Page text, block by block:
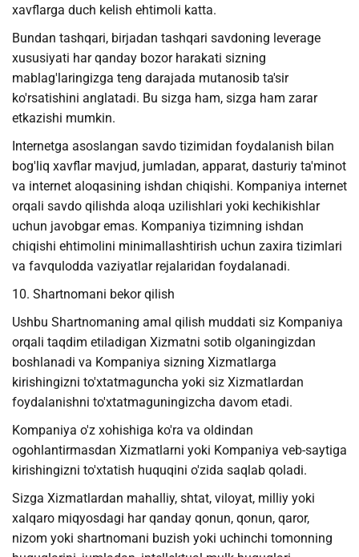
xavflarga duch kelish ehtimoli katta.
Bundan tashqari, birjadan tashqari savdoning leverage
xususiyati har qanday bozor harakati sizning
mablag'laringizga teng darajada mutanosib ta'sir
ko'rsatishini anglatadi. Bu sizga ham, sizga ham zarar
etkazishi mumkin.
Internetga asoslangan savdo tizimidan foydalanish bilan
bog'liq xavflar mavjud, jumladan, apparat, dasturiy ta'minot
va internet aloqasining ishdan chiqishi. Kompaniya internet
orqali savdo qilishda aloqa uzilishlari yoki kechikishlar
uchun javobgar emas. Kompaniya tizimning ishdan
chiqishi ehtimolini minimallashtirish uchun zaxira tizimlari
va favqulodda vaziyatlar rejalaridan foydalanadi.
10. Shartnomani bekor qilish
Ushbu Shartnomaning amal qilish muddati siz Kompaniya
orqali taqdim etiladigan Xizmatni sotib olganingizdan
boshlanadi va Kompaniya sizning Xizmatlarga
kirishingizni to'xtatmaguncha yoki siz Xizmatlardan
foydalanishni to'xtatmaguningizcha davom etadi.
Kompaniya o'z xohishiga ko'ra va oldindan
ogohlantirmasdan Xizmatlarni yoki Kompaniya veb-saytiga
kirishingizni to'xtatish huquqini o'zida saqlab qoladi.
Sizga Xizmatlardan mahalliy, shtat, viloyat, milliy yoki
xalqaro miqyosdagi har qanday qonun, qonun, qaror,
nizom yoki shartnomani buzish yoki uchinchi tomonning